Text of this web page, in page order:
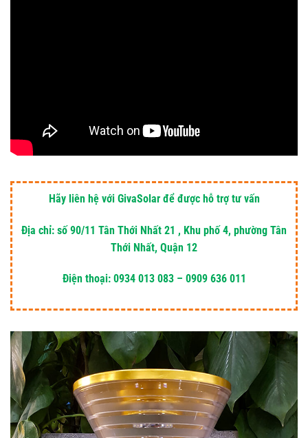
Hãy liên hệ với GivaSolar để được hỗ trợ tư vấn
Địa chỉ: số 90/11 Tân Thới Nhất 21 , Khu phố 4, phường Tân
Thới Nhất, Quận 12
Điện thoại: 0934 013 083 – 0909 636 011